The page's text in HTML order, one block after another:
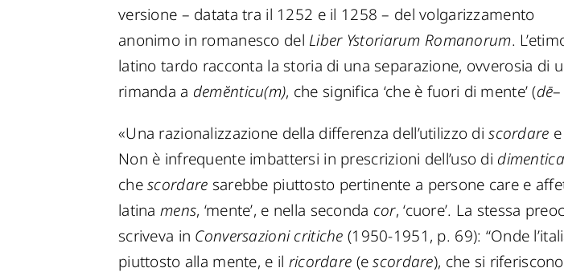
versione – datata tra il 1252 e il 1258 – del volgarizzamento
anonimo in romanesco del Liber Ystoriarum Romanorum.
latino tardo racconta la storia di una separazione, ovverosia
rimanda a demĕnticu(m), che significa ‘che è fuori di mente’ (dē
«Una razionalizzazione della differenza dell’utilizzo discordare e
Non è infrequente imbattersi in prescrizioni dell’uso di
chescordare sarebbe piuttosto pertinente a persone care e
latina mens, ‘mente’, e nella seconda cor, ‘cuore’. La stessa
scriveva in Conversazioni critiche (1950-1951, p. 69): “Onde
piuttosto alla mente, e il ricordare (escordare), che si